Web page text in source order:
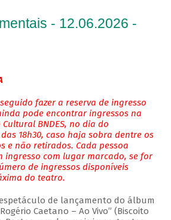
- 12.06.2026 -
fazer a reserva de ingresso
pode encontrar ingressos na
BNDES, no dia do
18h30, caso haja sobra dentre os
e não retirados. Cada pessoa
ingresso com lugar marcado, se for
de ingressos disponíveis
do teatro.
de lançamento do álbum
Caetano – Ao Vivo” (Biscoito